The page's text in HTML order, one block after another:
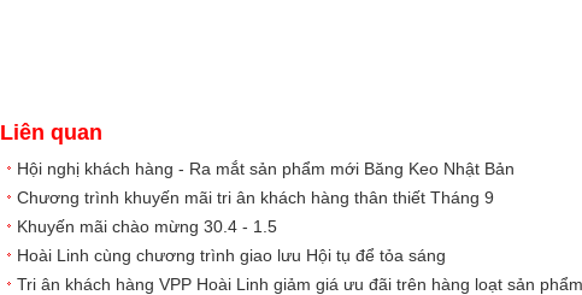
Liên quan
Hội nghị khách hàng - Ra mắt sản phẩm mới Băng Keo Nhật Bản
Chương trình khuyến mãi tri ân khách hàng thân thiết Tháng 9
Khuyến mãi chào mừng 30.4 - 1.5
Hoài Linh cùng chương trình giao lưu Hội tụ để tỏa sáng
Tri ân khách hàng VPP Hoài Linh giảm giá ưu đãi trên hàng loạt sản phẩm